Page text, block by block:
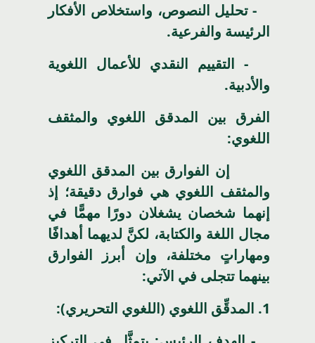
- تحليل النصوص، واستخلاص الأفكار
الرئيسة والفرعية.
- التقييم النقدي للأعمال اللغوية
والأدبية.
الفرق بين المدقق اللغوي والمثقف
اللغوي:
إن الفوارق بين المدقق اللغوي
والمثقف اللغوي هي فوارق دقيقة؛ إذ
إنهما شخصان يشغلان دورًا مهمًّا في
مجال اللغة والكتابة، لكنَّ لديهما أهدافًا
ومهاراتٍ مختلفة، وإن أبرز الفوارق
بينهما تتجلى في الآتي:
1. المدقِّق اللغوي (اللغوي التحريري):